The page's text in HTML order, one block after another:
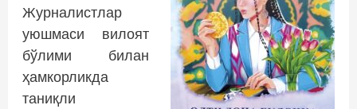
Журналистлар
уюшмаси вилоят
бўлими билан
ҳамкорликда
таниқли